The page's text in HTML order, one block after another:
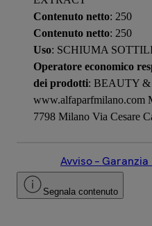
Contenuto netto: 250
Contenuto netto: 250
Uso: SCHIUMA
Operatore economico
dei prodotti: BEAUTY &
www.alfaparfmilano.com
7798 Milano Via Cesare
Avviso –
Segnala contenuto